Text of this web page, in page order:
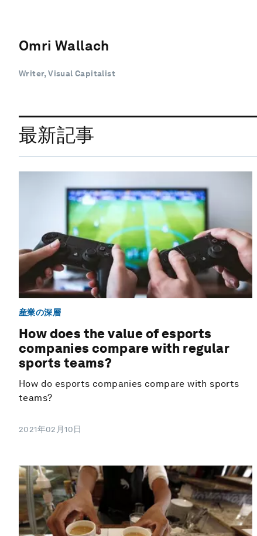
Omri Wallach
Writer, Visual Capitalist
最新記事
産業の深層
How does the value of esports
companies compare with regular
sports teams?
How do esports companies compare with sports
teams?
2021年02月10日